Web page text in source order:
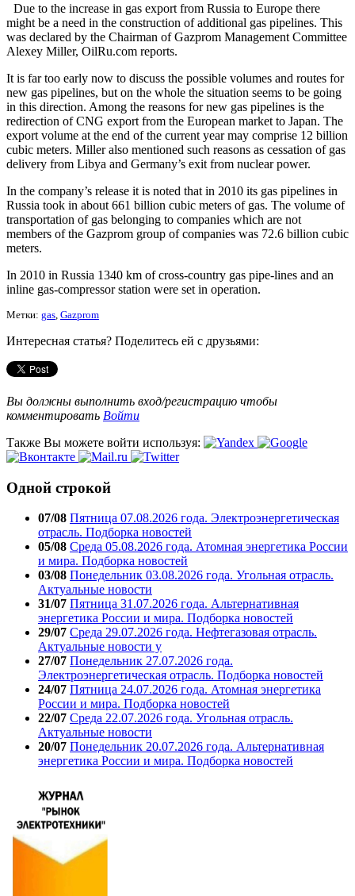
Due to the increase in gas export from Russia to Europe there
might be a need in the construction of additional gas pipelines. This
was declared by the Chairman of Gazprom Management Committee
Alexey Miller, OilRu.com reports.
It is far too early now to discuss the possible volumes and routes for
new gas pipelines, but on the whole the situation seems to be going
in this direction. Among the reasons for new gas pipelines is the
redirection of CNG export from the European market to Japan. The
export volume at the end of the current year may comprise 12 billion
cubic meters. Miller also mentioned such reasons as cessation of gas
delivery from Libya and Germany’s exit from nuclear power.
In the company’s release it is noted that in 2010 its gas pipelines in
Russia took in about 661 billion cubic meters of gas. The volume of
transportation of gas belonging to companies which are not
members of the Gazprom group of companies was 72.6 billion cubic
meters.
In 2010 in Russia 1340 km of cross-country gas pipe-lines and an
inline gas-compressor station were set in operation.
Метки: gas, Gazprom
Интересная статья? Поделитесь ей с друзьями:
Вы должны выполнить вход/регистрацию чтобы
комментировать Войти
Также Вы можете войти используя:
Одной строкой
07/08 Пятница 07.08.2026 года. Электроэнергетическая
отрасль. Подборка новостей
05/08 Среда 05.08.2026 года. Атомная энергетика России
и мира. Подборка новостей
03/08 Понедельник 03.08.2026 года. Угольная отрасль.
Актуальные новости
31/07 Пятница 31.07.2026 года. Альтернативная
энергетика России и мира. Подборка новостей
29/07 Среда 29.07.2026 года. Нефтегазовая отрасль.
Актуальные новости у
27/07 Понедельник 27.07.2026 года.
Электроэнергетическая отрасль. Подборка новостей
24/07 Пятница 24.07.2026 года. Атомная энергетика
России и мира. Подборка новостей
22/07 Среда 22.07.2026 года. Угольная отрасль.
Актуальные новости
20/07 Понедельник 20.07.2026 года. Альтернативная
энергетика России и мира. Подборка новостей